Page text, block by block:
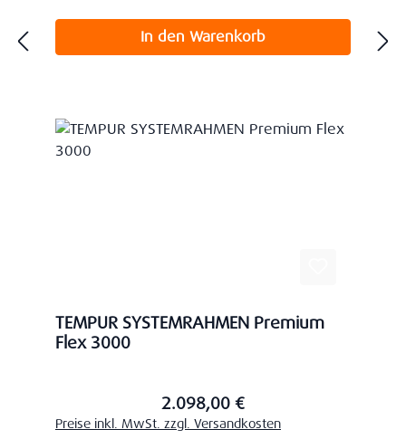
In den Warenkorb
TEMPUR SYSTEMRAHMEN Premium
Flex 3000
Regulärer Preis:2.098,00 €
Preise inkl. MwSt. zzgl. Versandkosten